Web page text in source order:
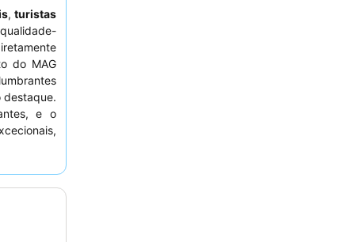
,turistas
do MAG
destaque.
e o
vistas